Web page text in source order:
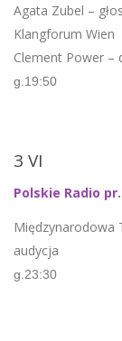
Agata Zubel – głos
Klangforum Wien
Clement Power –
g.19:50
3 VI
Polskie Radio
Międzynarodowa
audycja
g.23:30